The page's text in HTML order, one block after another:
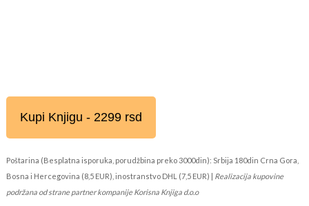
Kupi Knjigu - 2299 rsd
Poštarina (Besplatna isporuka, porudžbina preko 3000din): Srbija 180din Crna Gora,
Bosna i Hercegovina (8,5 EUR), inostranstvo DHL (7,5 EUR) | Realizacija kupovine
podržana od strane partner kompanije Korisna Knjiga d.o.o